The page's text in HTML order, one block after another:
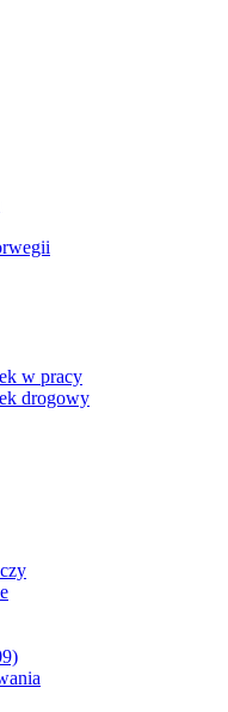
w pracy
drogowy